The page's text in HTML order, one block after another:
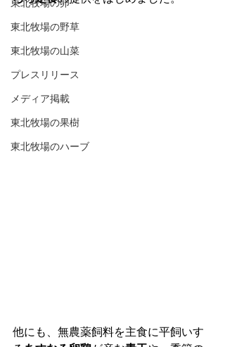
東北牧場の卵
東北牧場の野草
東北牧場の山菜
プレスリリース
メディア掲載
東北牧場の果樹
東北牧場のハーブ
他にも、無農薬飼料を主食に平飼いす